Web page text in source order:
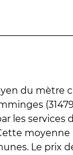
du mètre
les services
moyenne
Le prix